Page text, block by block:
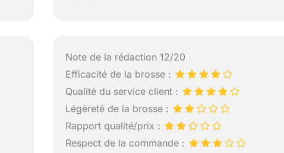
Note de la rédaction 12/20
Efficacité de la brosse :
Qualité du service client :
Légèreté de la brosse :
Rapport qualité/prix :
Respect de la commande :